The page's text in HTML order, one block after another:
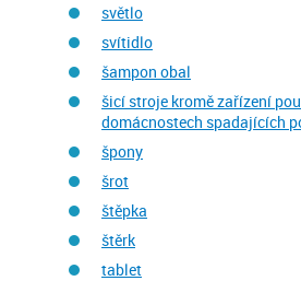
světlo
svítidlo
šampon obal
šicí stroje kromě zařízení
domácnostech spadajících
špony
šrot
štěpka
štěrk
tablet